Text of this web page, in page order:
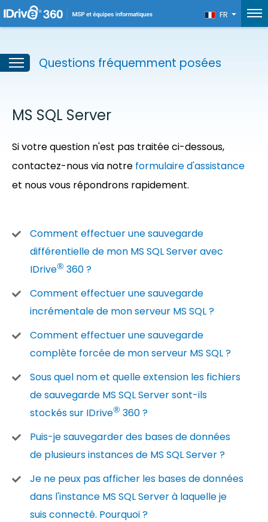
FR
Questions fréquemment posées
MS SQL Server
Si votre question n'est pas traitée ci-dessous,
contactez-nous via notre formulaire d'assistance
et nous vous répondrons rapidement.
Comment effectuer une sauvegarde
différentielle de mon MS SQL Server avec
IDrive® 360 ?
Comment effectuer une sauvegarde
incrémentale de mon serveur MS SQL ?
Comment effectuer une sauvegarde
complète forcée de mon serveur MS SQL ?
Sous quel nom et quelle extension les fichiers
de sauvegarde MS SQL Server sont-ils
stockés sur IDrive® 360 ?
Puis-je sauvegarder des bases de données
de plusieurs instances de MS SQL Server ?
Je ne peux pas afficher les bases de données
dans l'instance MS SQL Server à laquelle je
suis connecté. Pourquoi ?